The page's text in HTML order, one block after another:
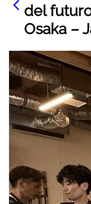
del
Osaka –